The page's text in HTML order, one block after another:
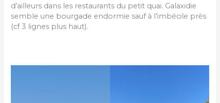
d’ailleurs dans les restaurants du petit quai. Galaxidie
semble une bourgade endormie sauf à l’imbécile près
(cf 3 lignes plus haut).